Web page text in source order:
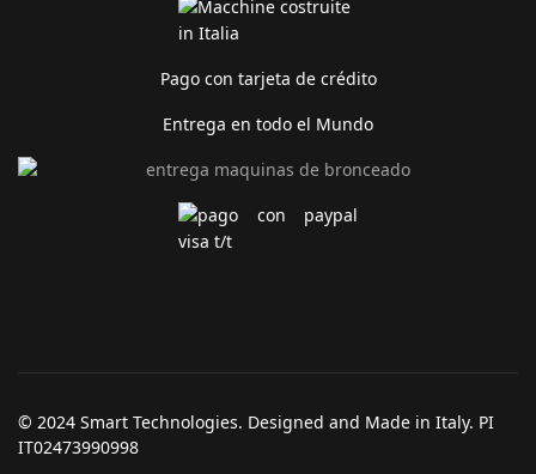
Pago con tarjeta de crédito
Entrega en todo el Mundo
© 2024 Smart Technologies. Designed and Made in Italy. PI
IT02473990998